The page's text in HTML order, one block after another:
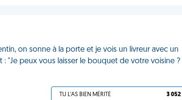
on sonne à la porte et je vois un livreur avec un
"Je peux vous laisser le bouquet de votre voisine ?
TU L'AS BIEN MÉRITÉ 3 052